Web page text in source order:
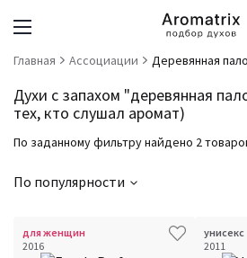
Главная Ассоциации Деревянная
Духи с запахом "деревянная
тех, кто слушал аромат)
По заданному фильтру найдено 2
По популярности
для женщин
2016
унисекс
2011